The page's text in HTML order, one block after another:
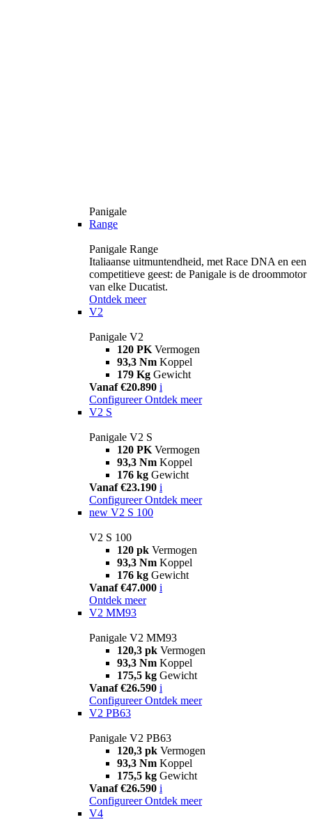
Panigale
Range
Panigale Range
Italiaanse uitmuntendheid, met Race DNA en een
competitieve geest: de Panigale is de droommotor
van elke Ducatist.
Ontdek meer
V2
Panigale V2
120 PK Vermogen
93,3 Nm Koppel
179 Kg Gewicht
Vanaf €20.890 i
Configureer Ontdek meer
V2 S
Panigale V2 S
120 PK Vermogen
93,3 Nm Koppel
176 kg Gewicht
Vanaf €23.190 i
Configureer Ontdek meer
new V2 S 100
V2 S 100
120 pk Vermogen
93,3 Nm Koppel
176 kg Gewicht
Vanaf €47.000 i
Ontdek meer
V2 MM93
Panigale V2 MM93
120,3 pk Vermogen
93,3 Nm Koppel
175,5 kg Gewicht
Vanaf €26.590 i
Configureer Ontdek meer
V2 PB63
Panigale V2 PB63
120,3 pk Vermogen
93,3 Nm Koppel
175,5 kg Gewicht
Vanaf €26.590 i
Configureer Ontdek meer
V4